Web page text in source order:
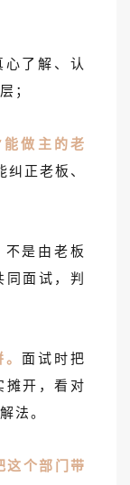
心了解、认
；
做主的老
正老板、
不是由老板
同面试，判
。面试时把
摊开，看对
法。
个部门带